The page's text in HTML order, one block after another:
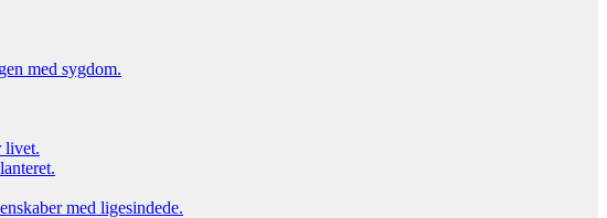
med sygdom.
livet.
med ligesindede.